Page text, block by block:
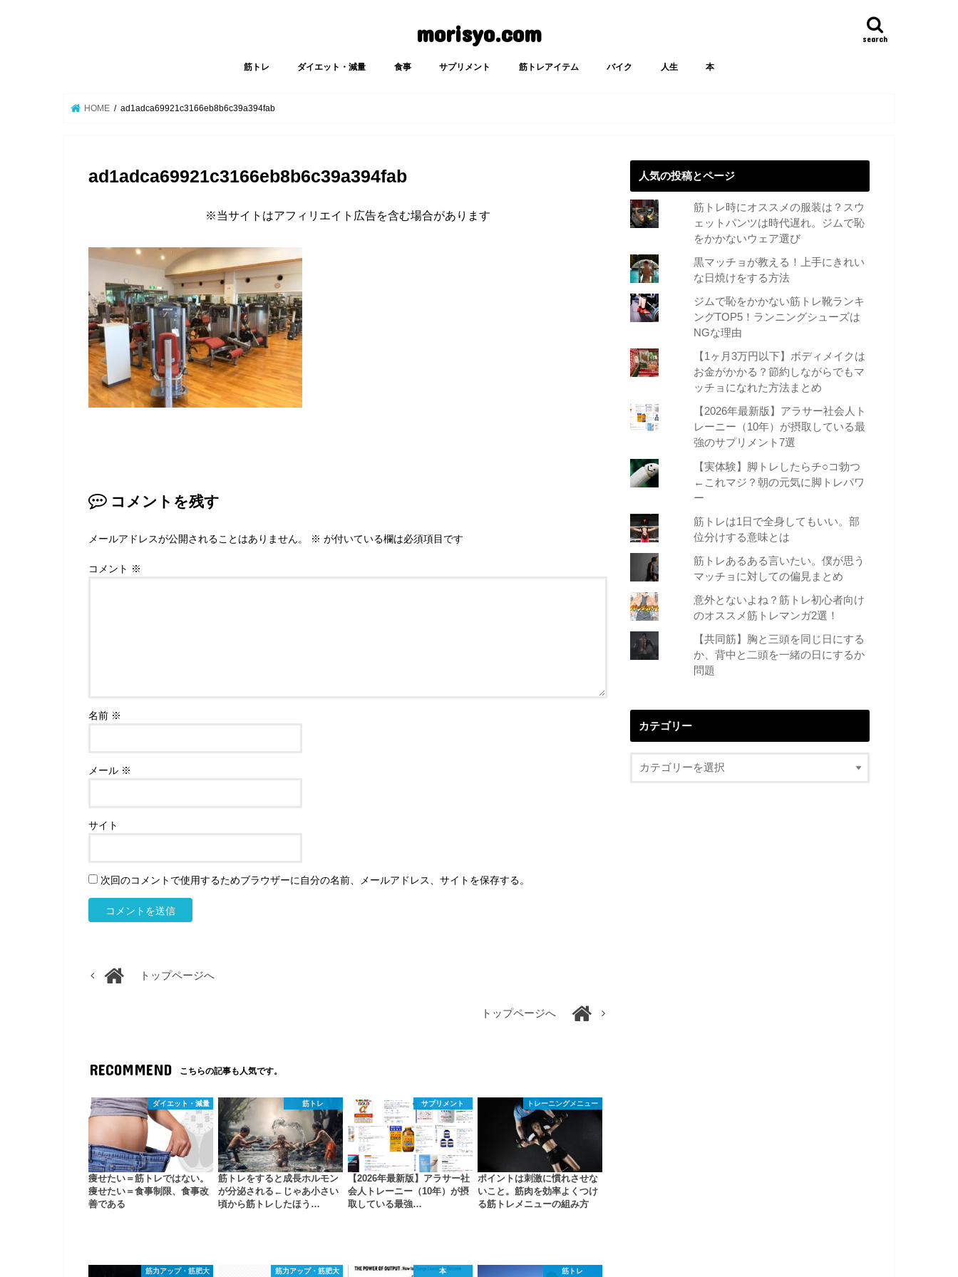
morisyo.com search
筋トレ ダイエット・減量 食事 サプリメント 筋トレアイテム バイク 人生 本
HOME ad1adca69921c3166eb8b6c39a394fab
ad1adca69921c3166eb8b6c39a394fab
※当サイトはアフィリエイト広告を含む場合があります
コメントを残す
メールアドレスが公開されることはありません。 ※ が付いている欄は必須項目です
コメント ※
名前 ※
メール ※
サイト
次回のコメントで使用するためブラウザーに自分の名前、メールアドレス、サイトを保存する。
トップページへ
トップページへ
RECOMMEND こちらの記事も人気です。
ダイエット・減量
痩せたい＝筋トレではない。
痩せたい＝食事制限、食事改
善である
筋トレ
筋トレをすると成長ホルモン
が分泌される←じゃあ小さい
頃から筋トレしたほう…
サプリメント
【2026年最新版】アラサー社
会人トレーニー（10年）が摂
取している最強…
トレーニングメニュー
ポイントは刺激に慣れさせな
いこと。筋肉を効率よくつけ
る筋トレメニューの組み方
筋力アップ・筋肥大 筋力アップ・筋肥大 本 筋トレ
人気の投稿とページ
筋トレ時にオススメの服装は？スウ
ェットパンツは時代遅れ。ジムで恥
をかかないウェア選び
黒マッチョが教える！上手にきれい
な日焼けをする方法
ジムで恥をかかない筋トレ靴ランキ
ングTOP5！ランニングシューズは
NGな理由
【1ヶ月3万円以下】ボディメイクは
お金がかかる？節約しながらでもマ
ッチョになれた方法まとめ
【2026年最新版】アラサー社会人ト
レーニー（10年）が摂取している最
強のサプリメント7選
【実体験】脚トレしたらチ○コ勃つ
←これマジ？朝の元気に脚トレパワ
ー
筋トレは1日で全身してもいい。部
位分けする意味とは
筋トレあるある言いたい。僕が思う
マッチョに対しての偏見まとめ
意外とないよね？筋トレ初心者向け
のオススメ筋トレマンガ2選！
【共同筋】胸と三頭を同じ日にする
か、背中と二頭を一緒の日にするか
問題
カテゴリー